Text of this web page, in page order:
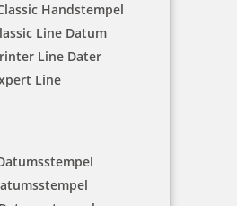
Handstempel
Line Datum
Line Dater
Line
Exlibris Motiv 04